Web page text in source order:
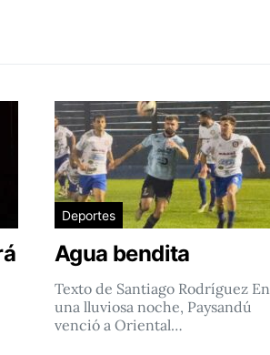
Deportes
Agua bendita
Texto de Santiago Rodríguez En
una lluviosa noche, Paysandú
venció a Oriental…